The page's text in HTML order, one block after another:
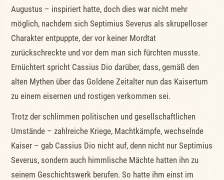
Augustus – inspiriert hatte, doch dies war nicht mehr
möglich, nachdem sich Septimius Severus als skrupelloser
Charakter entpuppte, der vor keiner Mordtat
zurückschreckte und vor dem man sich fürchten musste.
Ernüchtert spricht Cassius Dio darüber, dass, gemäß den
alten Mythen über das Goldene Zeitalter nun das Kaisertum
zu einem eisernen und rostigen verkommen sei.
Trotz der schlimmen politischen und gesellschaftlichen
Umstände – zahlreiche Kriege, Machtkämpfe, wechselnde
Kaiser – gab Cassius Dio nicht auf, denn nicht nur Septimius
Severus, sondern auch himmlische Mächte hatten ihn zu
seinem Geschichtswerk berufen. So hatte ihm einst im